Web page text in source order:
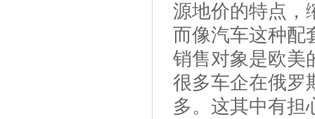
源地价的特点，
而像汽车这种配
销售对象是欧美
很多车企在俄罗
多。这其中有担